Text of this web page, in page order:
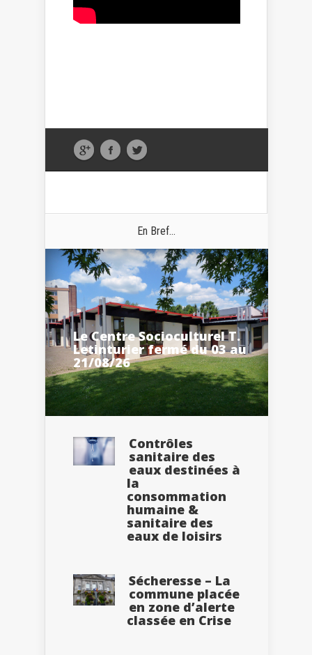
En Bref...
Le Centre Socioculturel T.
Letinturier fermé du 03 au
21/08/26
Contrôles
sanitaire des
eaux destinées à
la
consommation
humaine &
sanitaire des
eaux de loisirs
Sécheresse – La
commune placée
en zone d’alerte
classée en Crise